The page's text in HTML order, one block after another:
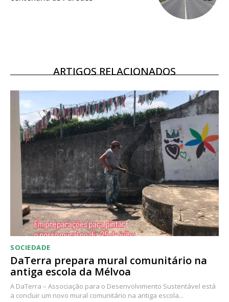
Acesso aos conteúdos Exclusivos para
assinantes
Ofertas para assinatura anual
Escolha o plano
ASSINATURA
DIGITAL ANUAL
16€
12 meses
ARTIGOS RELACIONADOS
SOCIEDADE
DaTerra prepara mural comunitário na
antiga escola da Mélvoa
A DaTerra – Associação para o Desenvolvimento Sustentável está
a concluir um novo mural comunitário na antiga escola...